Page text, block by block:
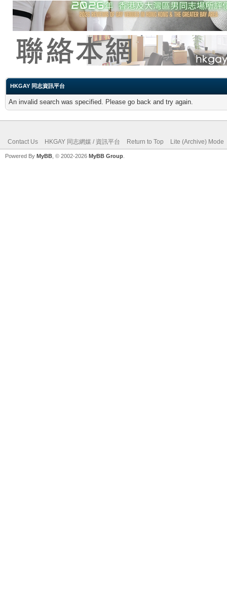
HKGAY 同志資訊平台
An invalid search was specified. Please go back and try again.
Contact Us HKGAY 同志網媒 / 資訊平台 Return to Top Lite (Archive) Mode
Powered By MyBB , © 2002-2026 MyBB Group